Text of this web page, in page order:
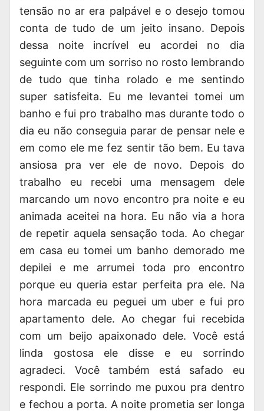
tensão no ar era palpável e o desejo tomou
conta de tudo de um jeito insano. Depois
dessa noite incrível eu acordei no dia
seguinte com um sorriso no rosto lembrando
de tudo que tinha rolado e me sentindo
super satisfeita. Eu me levantei tomei um
banho e fui pro trabalho mas durante todo o
dia eu não conseguia parar de pensar nele e
em como ele me fez sentir tão bem. Eu tava
ansiosa pra ver ele de novo. Depois do
trabalho eu recebi uma mensagem dele
marcando um novo encontro pra noite e eu
animada aceitei na hora. Eu não via a hora
de repetir aquela sensação toda. Ao chegar
em casa eu tomei um banho demorado me
depilei e me arrumei toda pro encontro
porque eu queria estar perfeita pra ele. Na
hora marcada eu peguei um uber e fui pro
apartamento dele. Ao chegar fui recebida
com um beijo apaixonado dele. Você está
linda gostosa ele disse e eu sorrindo
agradeci. Você também está safado eu
respondi. Ele sorrindo me puxou pra dentro
e fechou a porta. A noite prometia ser longa